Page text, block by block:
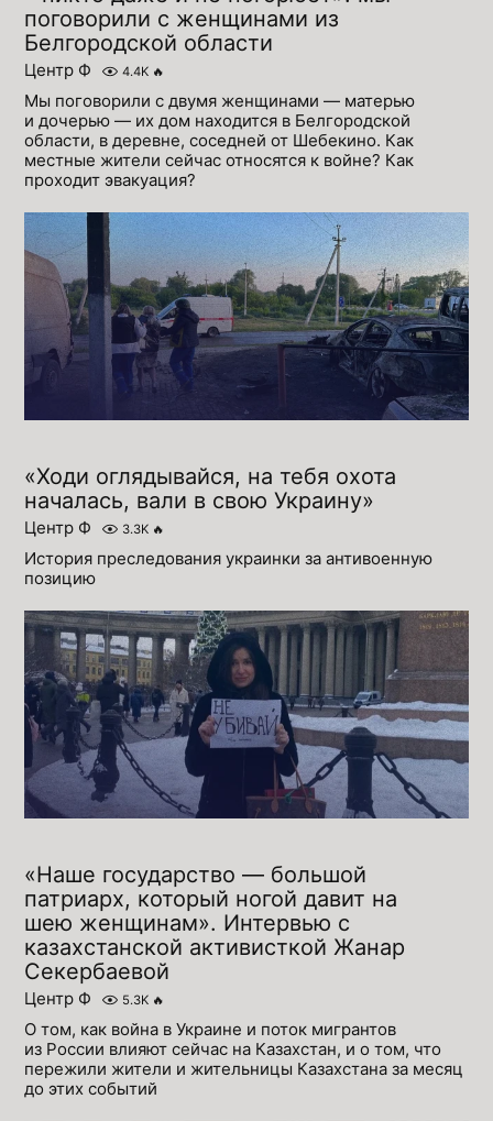
поговорили с женщинами из
Белгородской области
Центр Ф 4.4K 🔥
Мы поговорили с двумя женщинами — матерью
и дочерью — их дом находится в Белгородской
области, в деревне, соседней от Шебекино. Как
местные жители сейчас относятся к войне? Как
проходит эвакуация?
«Ходи оглядывайся, на тебя охота
началась, вали в свою Украину»
Центр Ф 3.3K 🔥
История преследования украинки за антивоенную
позицию
«Наше государство — большой
патриарх, который ногой давит на
шею женщинам». Интервью с
казахстанской активисткой Жанар
Секербаевой
Центр Ф 5.3K 🔥
О том, как война в Украине и поток мигрантов
из России влияют сейчас на Казахстан, и о том, что
пережили жители и жительницы Казахстана за месяц
до этих событий